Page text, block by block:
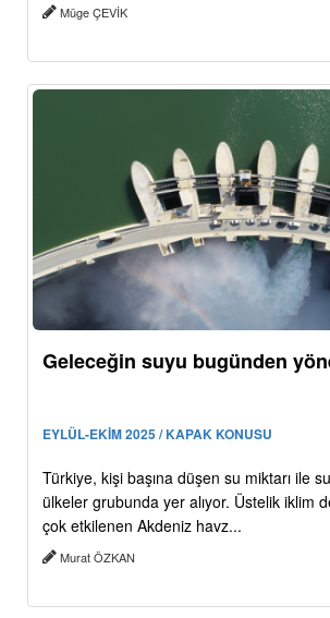
Müge ÇEVİK
Geleceğin suyu bugünden
EYLÜL-EKİM 2025 / KAPAK KONUSU
Türkiye, kişi başına düşen su miktarı ile
ülkeler grubunda yer alıyor. Üstelik iklim
çok etkilenen Akdeniz havz...
Murat ÖZKAN